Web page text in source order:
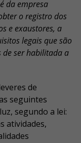
da empresa
o registro dos
e exaustores, a
legais que são
de ser habilitada a
de
seguintes
segundo a lei:
atividades,